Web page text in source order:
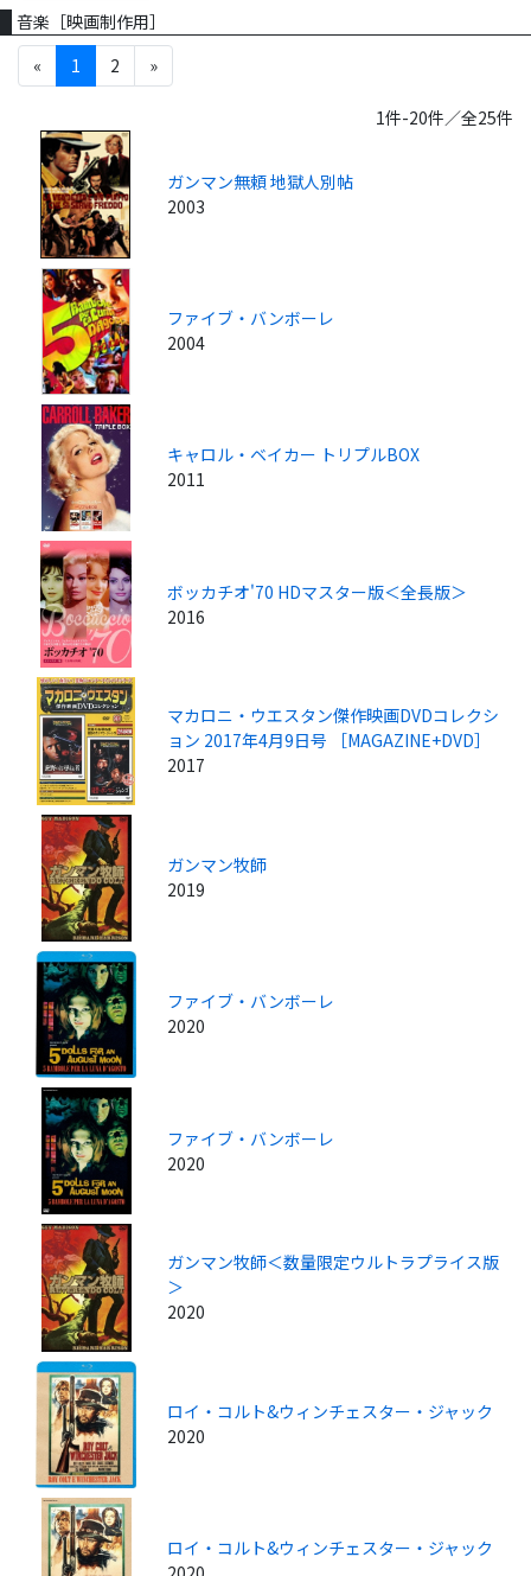
音楽［映画制作用］
«
1 2 »
1件-20件／全25件
ガンマン無頼 地獄人別帖
2003
ファイブ・バンボーレ
2004
キャロル・ベイカー トリプルBOX
2011
ボッカチオ'70 HDマスター版＜全長版＞
2016
マカロニ・ウエスタン傑作映画DVDコレクシ
ョン 2017年4月9日号 ［MAGAZINE+DVD］
2017
ガンマン牧師
2019
ファイブ・バンボーレ
2020
ファイブ・バンボーレ
2020
ガンマン牧師＜数量限定ウルトラプライス版
＞
2020
ロイ・コルト&ウィンチェスター・ジャック
2020
ロイ・コルト&ウィンチェスター・ジャック